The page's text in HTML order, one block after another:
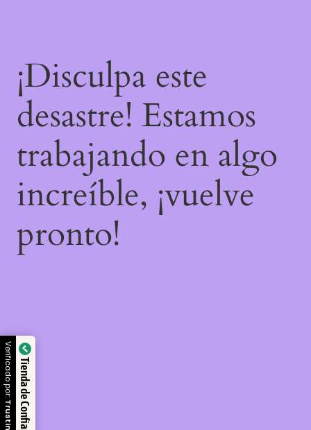
¡Disculpa este
desastre! Estamos
trabajando en algo
increíble, ¡vuelve
pronto!
Tienda de Confianza
Verificado por: